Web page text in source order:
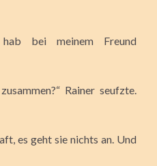
bei meinem Freund
Rainer seufzte.
es geht sie nichts an. Und